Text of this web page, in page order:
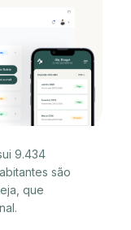
9.434
são
que